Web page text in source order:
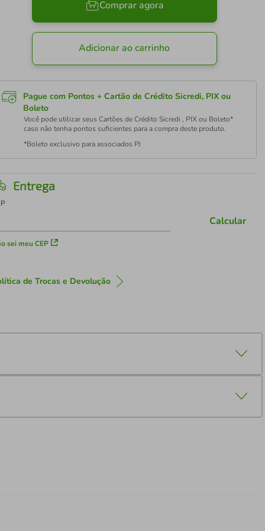
Comprar agora
Adicionar ao carrinho
Pague com Pontos + Cartão de Crédito Sicredi, PIX ou
Boleto
Você pode utilizar seus Cartões de Crédito Sicredi , PIX ou Boleto*
caso não tenha pontos suficientes para a compra deste produto.
*Boleto exclusivo para associados PJ
Entrega
sei meu CEP
Calcular
de Trocas e Devolução